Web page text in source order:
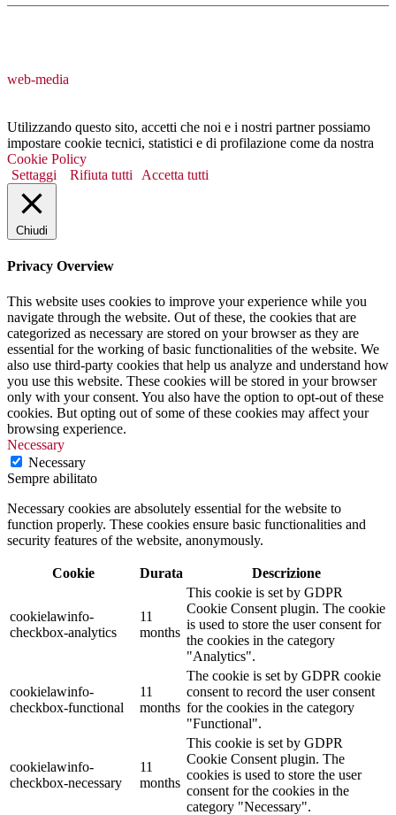
web-media
Utilizzando questo sito, accetti che noi e i nostri partner possiamo
impostare cookie tecnici, statistici e di profilazione come da nostra
Cookie Policy
Settaggi
Rifiuta tutti Accetta tutti
Chiudi
Privacy Overview
This website uses cookies to improve your experience while you
navigate through the website. Out of these, the cookies that are
categorized as necessary are stored on your browser as they are
essential for the working of basic functionalities of the website. We
also use third-party cookies that help us analyze and understand how
you use this website. These cookies will be stored in your browser
only with your consent. You also have the option to opt-out of these
cookies. But opting out of some of these cookies may affect your
browsing experience.
Necessary
Necessary
Sempre abilitato
Necessary cookies are absolutely essential for the website to
function properly. These cookies ensure basic functionalities and
security features of the website, anonymously.
Cookie Durata Descrizione
cookielawinfo-
checkbox-analytics
11
months
This cookie is set by GDPR
Cookie Consent plugin. The cookie
is used to store the user consent for
the cookies in the category
"Analytics".
cookielawinfo-
checkbox-functional
11
months
The cookie is set by GDPR cookie
consent to record the user consent
for the cookies in the category
"Functional".
cookielawinfo-
checkbox-necessary
11
months
This cookie is set by GDPR
Cookie Consent plugin. The
cookies is used to store the user
consent for the cookies in the
category "Necessary".